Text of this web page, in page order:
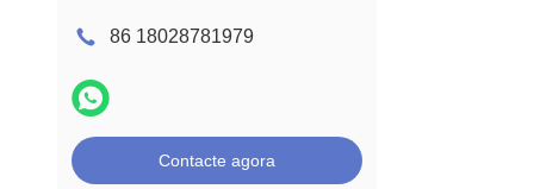
86 18028781979
Contacte agora